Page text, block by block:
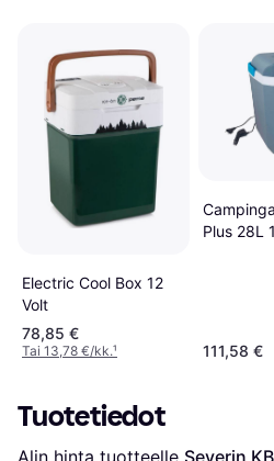
Electric Cool Box 12
Volt
78,85 €
Tai 13,78 €/kk.¹
Plus 28L
111,58 €
Tuotetiedot